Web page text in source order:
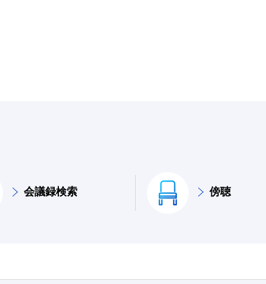
会議録検索 傍聴